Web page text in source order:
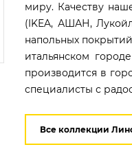
миру. Качеству
(IKEA, АШАН,
напольных
итальянском
производится в
специалисты с
Все коллекции